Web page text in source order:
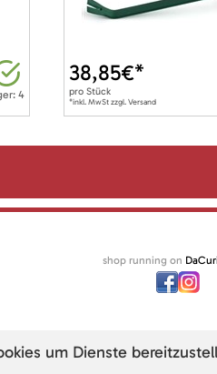
4
38,85€*
pro Stück
*inkl. MwSt zzgl. Versand
shop running on
um Dienste